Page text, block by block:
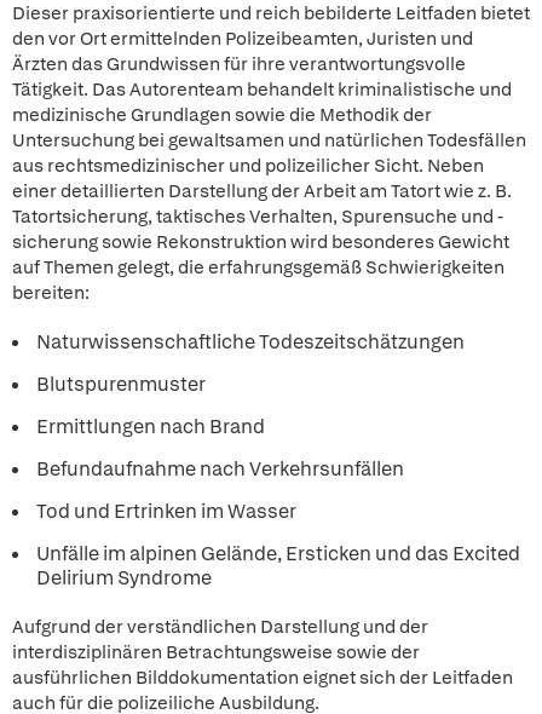
Dieser praxisorientierte und reich bebilderte Leitfaden bietet
den vor Ort ermittelnden Polizeibeamten, Juristen und
Ärzten das Grundwissen für ihre verantwortungsvolle
Tätigkeit. Das Autorenteam behandelt kriminalistische und
medizinische Grundlagen sowie die Methodik der
Untersuchung bei gewaltsamen und natürlichen Todesfällen
aus rechtsmedizinischer und polizeilicher Sicht. Neben
einer detaillierten Darstellung der Arbeit am Tatort wie z. B.
Tatortsicherung, taktisches Verhalten, Spurensuche und -
sicherung sowie Rekonstruktion wird besonderes Gewicht
auf Themen gelegt, die erfahrungsgemäß Schwierigkeiten
bereiten:
Naturwissenschaftliche Todeszeitschätzungen
Blutspurenmuster
Ermittlungen nach Brand
Befundaufnahme nach Verkehrsunfällen
Tod und Ertrinken im Wasser
Unfälle im alpinen Gelände, Ersticken und das Excited
Delirium Syndrome
Aufgrund der verständlichen Darstellung und der
interdisziplinären Betrachtungsweise sowie der
ausführlichen Bilddokumentation eignet sich der Leitfaden
auch für die polizeiliche Ausbildung.